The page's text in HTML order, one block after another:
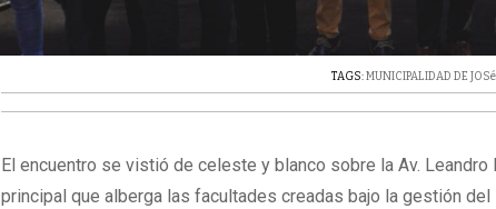
TAGS:MUNICIPALIDAD DE
El encuentro se vistió de celeste y blanco sobre la Av. Leandro
principal que alberga las facultades creadas bajo la gestión